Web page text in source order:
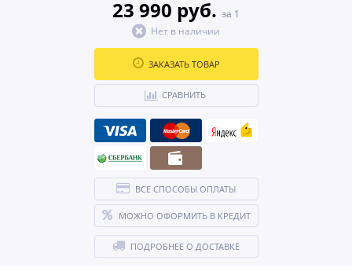
23 990 руб. за 1
Нет в наличии
ЗАКАЗАТЬ ТОВАР
СРАВНИТЬ
ВСЕ СПОСОБЫ ОПЛАТЫ
МОЖНО ОФОРМИТЬ В КРЕДИТ
ПОДРОБНЕЕ О ДОСТАВКЕ